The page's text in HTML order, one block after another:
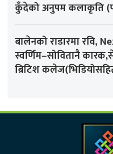
कुँदेको अनुपम कलाकृति
बालेनको राडारमा
स्वर्णिम–सोवितानै
ब्रिटिश